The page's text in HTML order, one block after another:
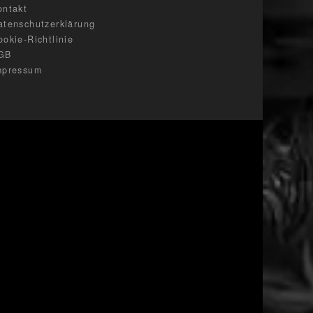
Richtlinie